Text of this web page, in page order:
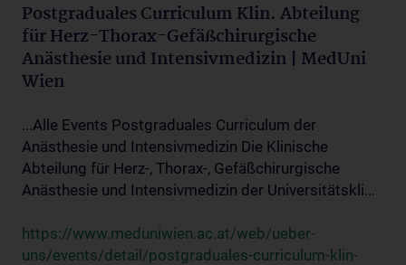
Postgraduales Curriculum Klin. Abteilung
für Herz-Thorax-Gefäßchirurgische
Anästhesie und Intensivmedizin | MedUni
Wien
...Alle Events Postgraduales Curriculum der
Anästhesie und Intensivmedizin Die Klinische
Abteilung für Herz-, Thorax-, Gefäßchirurgische
Anästhesie und Intensivmedizin der Universitätskli...
https://www.meduniwien.ac.at/web/ueber-
uns/events/detail/postgraduales-curriculum-klin-